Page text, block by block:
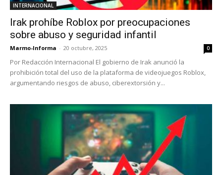
INTERNACIONAL
Irak prohíbe Roblox por preocupaciones
sobre abuso y seguridad infantil
Marmo-Informa - 20 octubre, 2025 0
Por Redacción Internacional El gobierno de Irak anunció la
prohibición total del uso de la plataforma de videojuegos Roblox,
argumentando riesgos de abuso, ciberextorsión y...